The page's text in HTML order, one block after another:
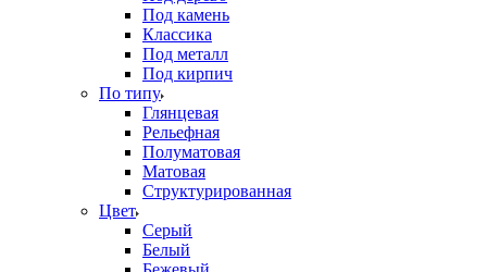
Под камень
Классика
Под металл
Под кирпич
По типу
Глянцевая
Рельефная
Полуматовая
Матовая
Структурированная
Цвет
Серый
Белый